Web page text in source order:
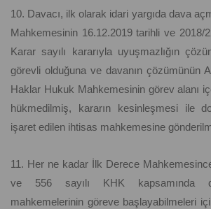
10. Davacı, ilk olarak idari yargıda dava
Mahkemesinin 16.12.2019 tarihli ve 2018/
Karar sayılı kararıyla uyuşmazlığın
görevli olduğuna ve davanın çözümünün
Haklar Hukuk Mahkemesinin görev alanı
hükmedilmiş, kararın kesinleşmesi ile
işaret edilen ihtisas mahkemesine
11. Her ne kadar İlk Derece
ve 556 sayılı KHK kapsamında
mahkemelerinin göreve başlayabilmeleri